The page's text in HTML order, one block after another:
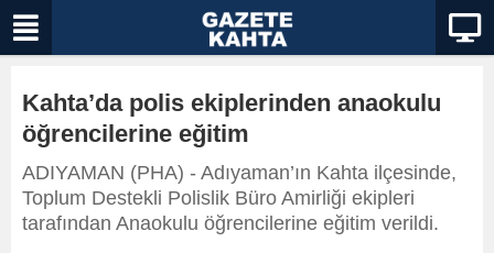
Kahta’da polis ekiplerinden anaokulu
öğrencilerine eğitim
ADIYAMAN (PHA) - Adıyaman’ın Kahta ilçesinde,
Toplum Destekli Polislik Büro Amirliği ekipleri
tarafından Anaokulu öğrencilerine eğitim verildi.